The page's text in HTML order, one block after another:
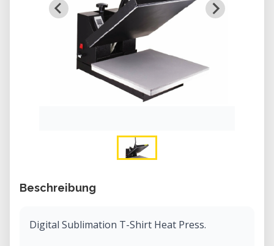
Beschreibung
Digital Sublimation T-Shirt Heat Press.